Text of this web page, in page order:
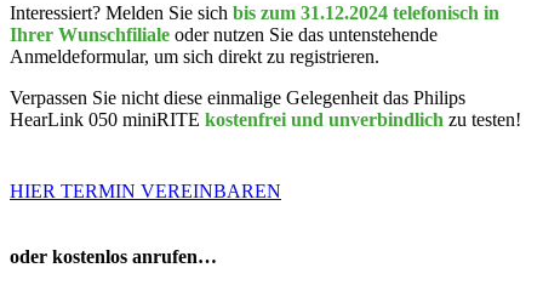
Interessiert? Melden Sie sich bis zum 31.12.2024 telefonisch in
Ihrer Wunschfiliale oder nutzen Sie das untenstehende
Anmeldeformular, um sich direkt zu registrieren.
Verpassen Sie nicht diese einmalige Gelegenheit das Philips
HearLink 050 miniRITE kostenfrei und unverbindlich zu testen!
HIER TERMIN VEREINBAREN
oder kostenlos anrufen…